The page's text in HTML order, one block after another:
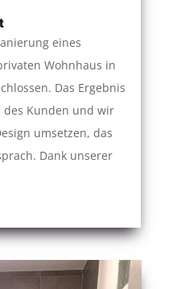
eines
Wohnhaus in
Das Ergebnis
Kunden und wir
umsetzen, das
Dank unserer